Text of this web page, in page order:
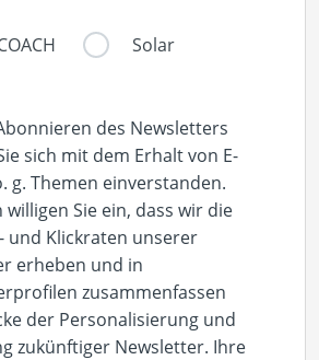
Solar
des Newsletters
sich mit dem Erhalt von E-
g. Themen einverstanden.
Sie ein, dass wir die
und Klickraten unserer
erheben und in
zusammenfassen
der Personalisierung und
zukünftiger Newsletter. Ihre